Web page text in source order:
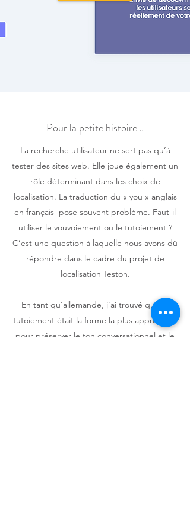
Pour la petite histoire…
La recherche utilisateur ne sert pas qu’à
tester des sites web. Elle joue également un
rôle déterminant dans les choix de
localisation. La traduction du « you » anglais
en français pose souvent problème. Faut-il
utiliser le vouvoiement ou le tutoiement ?
C’est une question à laquelle nous avons dû
répondre dans le cadre du projet de
localisation Teston.
En tant qu’allemande, j’ai trouvé que le
tutoiement était la forme la plus appropriée
pour préserver le ton conversationnel et le